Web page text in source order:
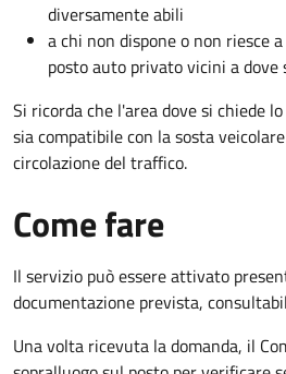
diversamente abili
a chi non dispone o non riesce
posto auto privato vicini a dove
Si ricorda che l'area dove si chiede
sia compatibile con la sosta
circolazione del traffico.
Come fare
Il servizio può essere attivato
documentazione prevista,
Una volta ricevuta la domanda, il